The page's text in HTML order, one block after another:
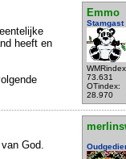
Emmo
Stamgast
73.631
OTindex:
28.970
heeft en
God.